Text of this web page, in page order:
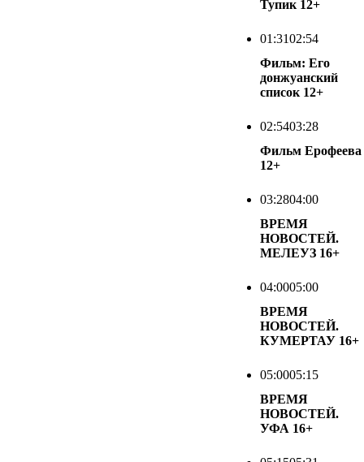
Тупик 12+
01:3102:54
Фильм: Его
донжуанский
список 12+
02:5403:28
Фильм Ерофеева
12+
03:2804:00
ВРЕМЯ
НОВОСТЕЙ.
МЕЛЕУЗ 16+
04:0005:00
ВРЕМЯ
НОВОСТЕЙ.
КУМЕРТАУ 16+
05:0005:15
ВРЕМЯ
НОВОСТЕЙ.
УФА 16+